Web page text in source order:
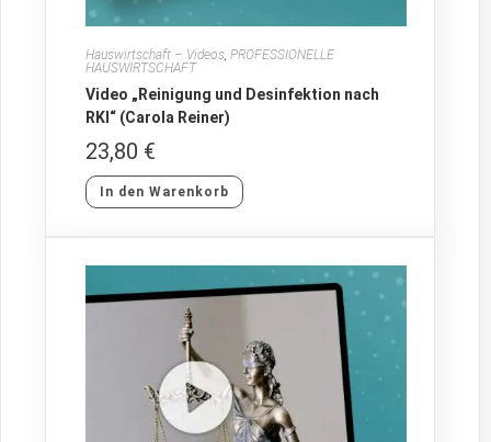
Hauswirtschaft – Videos ,PROFESSIONELLE
HAUSWIRTSCHAFT
Video „Reinigung und Desinfektion nach
RKI“ (Carola Reiner)
23,80 €
In den Warenkorb